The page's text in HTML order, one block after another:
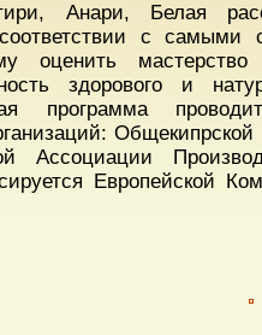
Анари, Белая
с самыми
оценить
здорового и
программа
Ассоциации
Европейской